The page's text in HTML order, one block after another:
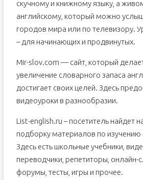
скучному и книжному языку, а
английскому, который можно
городов мира или по телевизору.
– для начинающих и продвинутых.
Mir-slov.com — сайт, который
увеличение словарного запаса
достигает своих целей. Здесь
видеоуроки в разнообразии.
List-english.ru – посетитель найдет
подборку материалов по изучению
Здесь есть школьные учебники,
переводчики, репетиторы, онлайн-
форумы, тесты, игры и прочее.